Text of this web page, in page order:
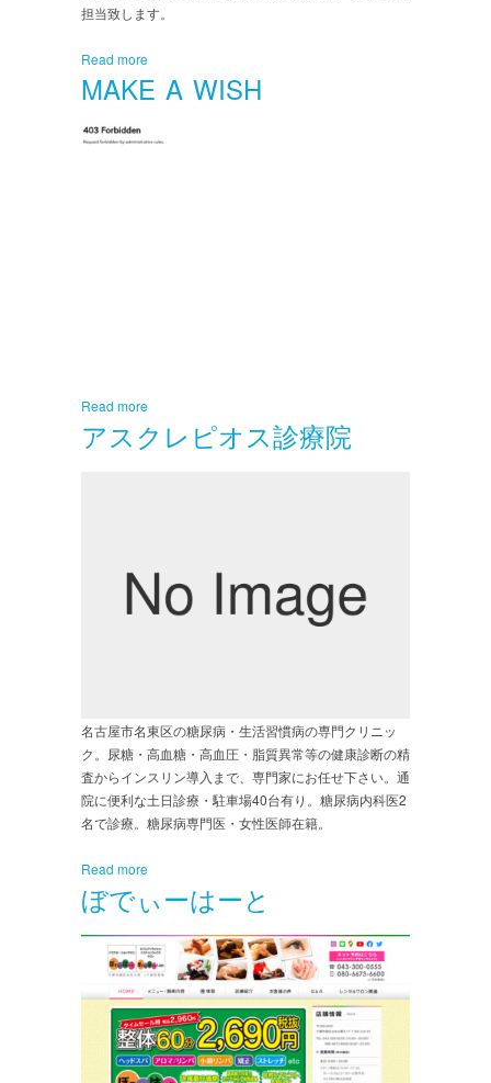
担当致します。
Read more
MAKE A WISH
Read more
アスクレピオス診療院
名古屋市名東区の糖尿病・生活習慣病の専門クリニッ
ク。尿糖・高血糖・高血圧・脂質異常等の健康診断の精
査からインスリン導入まで、専門家にお任せ下さい。通
院に便利な土日診療・駐車場40台有り。糖尿病内科医2
名で診療。糖尿病専門医・女性医師在籍。
Read more
ぼでぃーはーと